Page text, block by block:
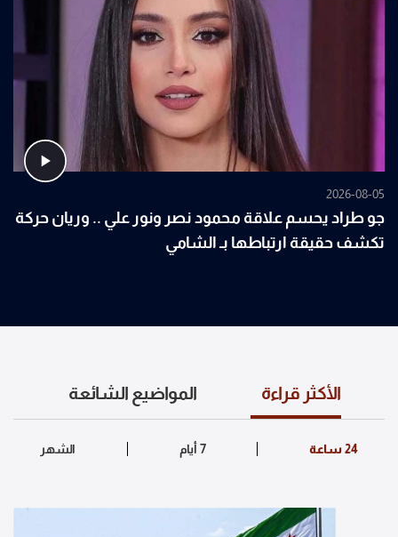
2026-08-05
جو طراد يحسم علاقة محمود نصر ونور علي .. وريان حركة
تكشف حقيقة ارتباطها بـ الشامي
الأكثر قراءة المواضيع الشائعة